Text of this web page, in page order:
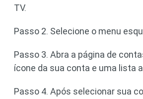
TV.
Passo 2. Selecione o menu
Passo 3. Abra a página de
ícone da sua conta e uma lista
Passo 4. Após selecionar sua